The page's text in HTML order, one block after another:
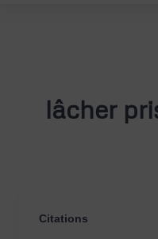
lâcher
Citations